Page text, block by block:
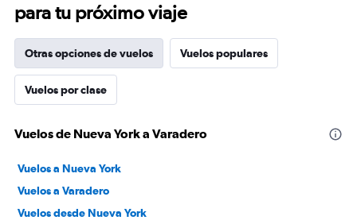
para tu próximo viaje
Otras opciones de vuelos Vuelos populares
Vuelos por clase
Vuelos de Nueva York a Varadero
Vuelos a Nueva York
Vuelos a Varadero
Vuelos desde Nueva York